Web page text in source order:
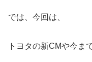
では、今回は、
トヨタの新CMや今ま